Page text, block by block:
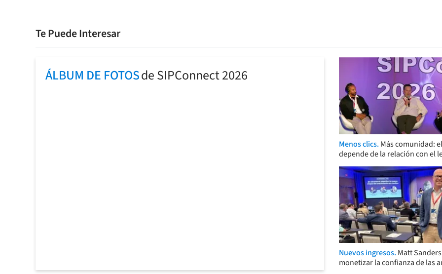
Te Puede Interesar
ÁLBUM DE FOTOSde SIPConnect 2026
Menos clics. Más comunidad:
depende de la relación con el
Nuevos ingresos. Matt
monetizar la confianza de las